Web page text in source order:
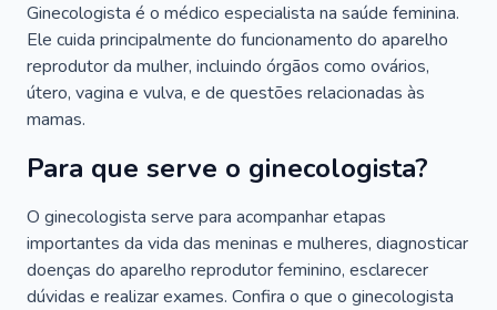
Ginecologista é o médico especialista na saúde feminina.
Ele cuida principalmente do funcionamento do aparelho
reprodutor da mulher, incluindo órgãos como ovários,
útero, vagina e vulva, e de questões relacionadas às
mamas.
Para que serve o ginecologista?
O ginecologista serve para acompanhar etapas
importantes da vida das meninas e mulheres, diagnosticar
doenças do aparelho reprodutor feminino, esclarecer
dúvidas e realizar exames. Confira o que o ginecologista